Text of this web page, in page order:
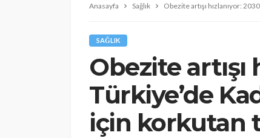
Anasayfa Sağlık Obezite artışı hızlanıyor:
SAĞLIK
Obezite artışı
Türkiye’de
için korkutan